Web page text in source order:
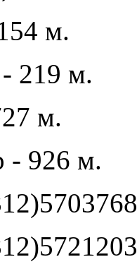
м.
219 м.
м.
- 926 м.